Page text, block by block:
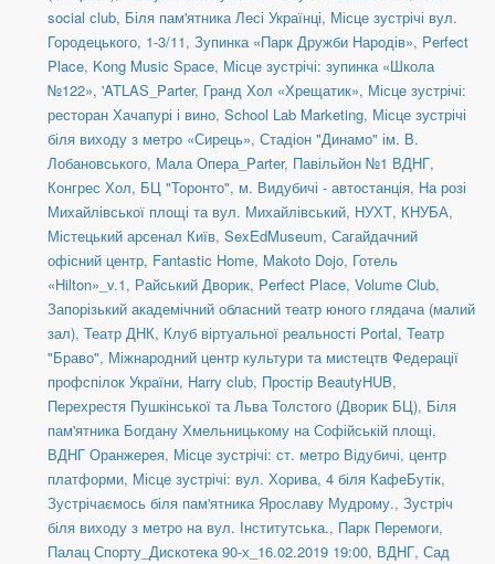
social сlub, Біля пам'ятника Лесі Українці, Місце зустрічі вул.
Городецького, 1-3/11, Зупинка «Парк Дружби Народів», Perfect
Place, Kong Music Space, Місце зустрічі: зупинка «Школа
№122», 'ATLAS_Parter, Гранд Хол «Хрещатик», Місце зустрічі:
ресторан Хачапурі і вино, School Lab Marketing, Місце зустрічі
біля виходу з метро «Сирець», Стадіон "Динамо" ім. В.
Лобановського, Мала Опера_Parter, Павільйон №1 ВДНГ,
Конгрес Хол, БЦ "Торонто", м. Видубичі - автостанція, На розі
Михайлівської площі та вул. Михайлівський, НУХТ, КНУБА,
Містецький арсенал Київ, SexEdMuseum, Сагайдачний
офісний центр, Fantastic Home, Makoto Dojo, Готель
«Hilton»_v.1, Райський Дворик, Perfect Place, Volume Club,
Запорізький академічний обласний театр юного глядача (малий
зал), Театр ДНК, Клуб віртуальної реальності Portal, Театр
"Браво", Міжнародний центр культури та мистецтв Федерації
профспілок України, Harry club, Простір BeautyHUB,
Перехрестя Пушкінської та Льва Толстого (Дворик БЦ), Біля
пам'ятника Богдану Хмельницькому на Софійській площі,
ВДНГ Оранжерея, Місце зустрічі: ст. метро Відубичі, центр
платформи, Місце зустрічі: вул. Хорива, 4 біля КафеБутік,
Зустрічаємось біля пам'ятника Ярославу Мудрому., Зустріч
біля виходу з метро на вул. Інститутська., Парк Перемоги,
Палац Спорту_Дискотека 90-х_16.02.2019 19:00, ВДНГ, Сад